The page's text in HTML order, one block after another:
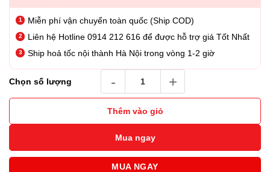
Miễn phí vận chuyển toàn quốc (Ship COD)
Liên hệ Hotline 0914 212 616 để được hỗ trợ giá Tốt Nhất
Ship hoả tốc nội thành Hà Nội trong vòng 1-2 giờ
Chọn số lượng
Thêm vào giỏ
Mua ngay
MUA NGAY